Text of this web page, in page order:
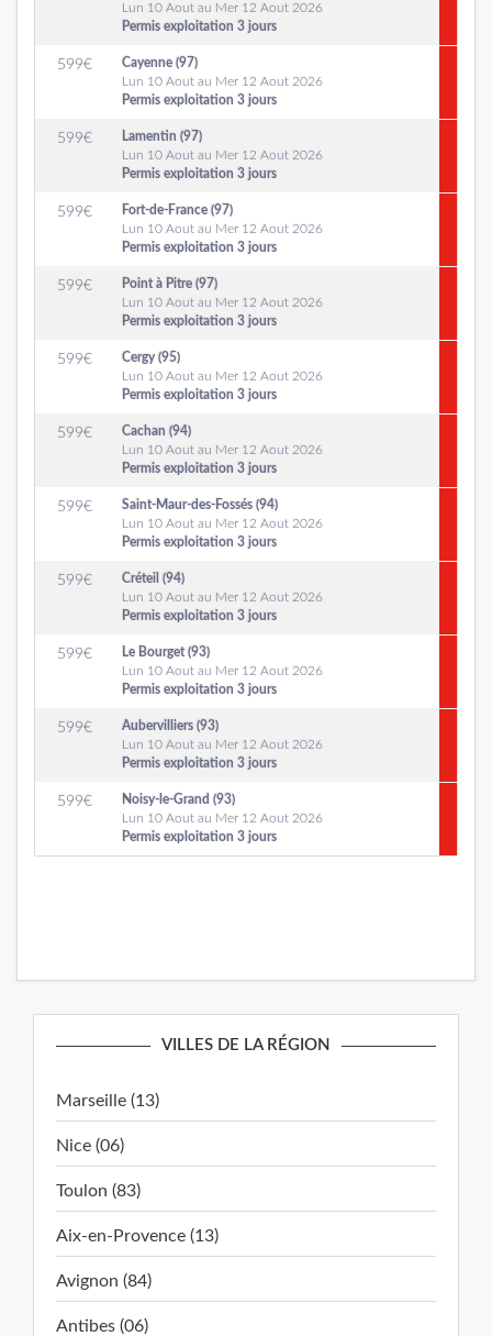
Lun 10 Aout au Mer 12 Aout 2026
Permis exploitation 3 jours
599€
Cayenne (97)
Lun 10 Aout au Mer 12 Aout 2026
Permis exploitation 3 jours
599€
Lamentin (97)
Lun 10 Aout au Mer 12 Aout 2026
Permis exploitation 3 jours
599€
Fort-de-France (97)
Lun 10 Aout au Mer 12 Aout 2026
Permis exploitation 3 jours
599€
Point à Pitre (97)
Lun 10 Aout au Mer 12 Aout 2026
Permis exploitation 3 jours
599€
Cergy (95)
Lun 10 Aout au Mer 12 Aout 2026
Permis exploitation 3 jours
599€
Cachan (94)
Lun 10 Aout au Mer 12 Aout 2026
Permis exploitation 3 jours
599€
Saint-Maur-des-Fossés (94)
Lun 10 Aout au Mer 12 Aout 2026
Permis exploitation 3 jours
599€
Créteil (94)
Lun 10 Aout au Mer 12 Aout 2026
Permis exploitation 3 jours
599€
Le Bourget (93)
Lun 10 Aout au Mer 12 Aout 2026
Permis exploitation 3 jours
599€
Aubervilliers (93)
Lun 10 Aout au Mer 12 Aout 2026
Permis exploitation 3 jours
599€
Noisy-le-Grand (93)
Lun 10 Aout au Mer 12 Aout 2026
Permis exploitation 3 jours
VILLES DE LA RÉGION
Marseille (13)
Nice (06)
Toulon (83)
Aix-en-Provence (13)
Avignon (84)
Antibes (06)